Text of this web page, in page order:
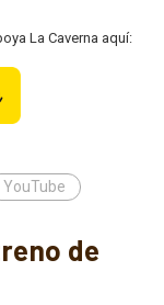
La Caverna aquí:
YouTube
de